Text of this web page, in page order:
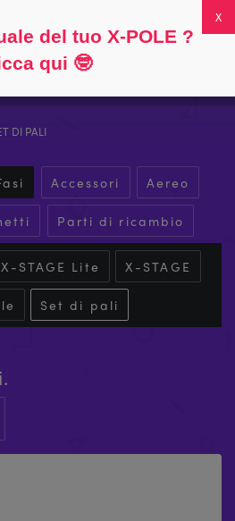
DI PALI
Accessori Aereo
Parti di ricambio
X-STAGE Lite X-STAGE
Set di pali
del tuo X-POLE ?
qui 🤓